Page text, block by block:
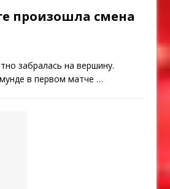
произошла смена
забралась на вершину.
в первом матче…